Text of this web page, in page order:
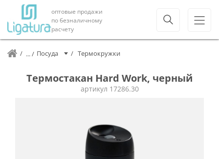
оптовые продажи
по безналичному
расчету
Посуда Термокружки
Термостакан Hard Work, черный
артикул 17286.30